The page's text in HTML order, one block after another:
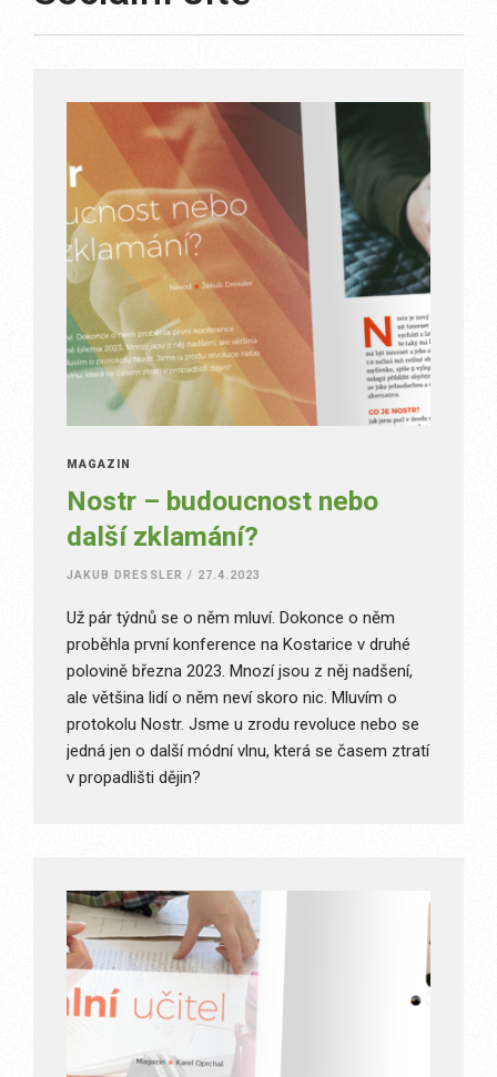
MAGAZÍN
Nostr – budoucnost nebo
další zklamání?
JAKUB DRESSLER / 27.4.2023
Už pár týdnů se o něm mluví. Dokonce o něm
proběhla první konference na Kostarice v druhé
polovině března 2023. Mnozí jsou z něj nadšení,
ale většina lidí o něm neví skoro nic. Mluvím o
protokolu Nostr. Jsme u zrodu revoluce nebo se
jedná jen o další módní vlnu, která se časem ztratí
v propadlišti dějin?